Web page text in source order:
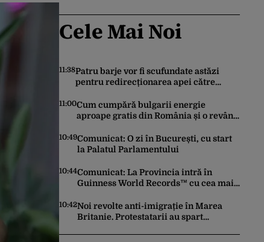
Cele Mai Noi
11:38Patru barje vor fi scufundate astăzi
pentru redirecționarea apei către
operațiunea
11:00Cum cumpără bulgarii energie
aproape gratis din România și o revând
sunt noii „băieți deștepți” din energie
de la sud de Dunăre
10:49Comunicat: O zi în București, cu start
la Palatul Parlamentului
10:44Comunicat: La Provincia intră în
Guinness World Records™ cu cea mai
la un eveniment
10:42Noi revolte anti-imigrație în Marea
Britanie. Protestatarii au spart